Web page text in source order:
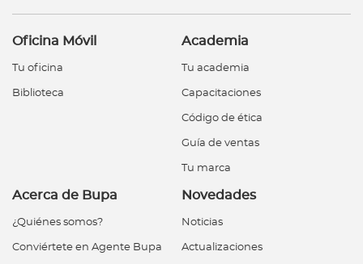
Oficina Móvil
Tu oficina
Biblioteca
Academia
Tu academia
Capacitaciones
Código de ética
Guía de ventas
Tu marca
Acerca de Bupa
¿Quiénes somos?
Conviértete en Agente Bupa
Novedades
Noticias
Actualizaciones